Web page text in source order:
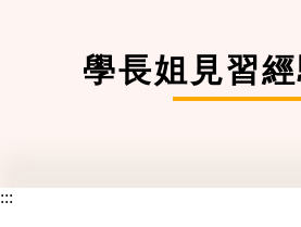
學長姐見習
:::